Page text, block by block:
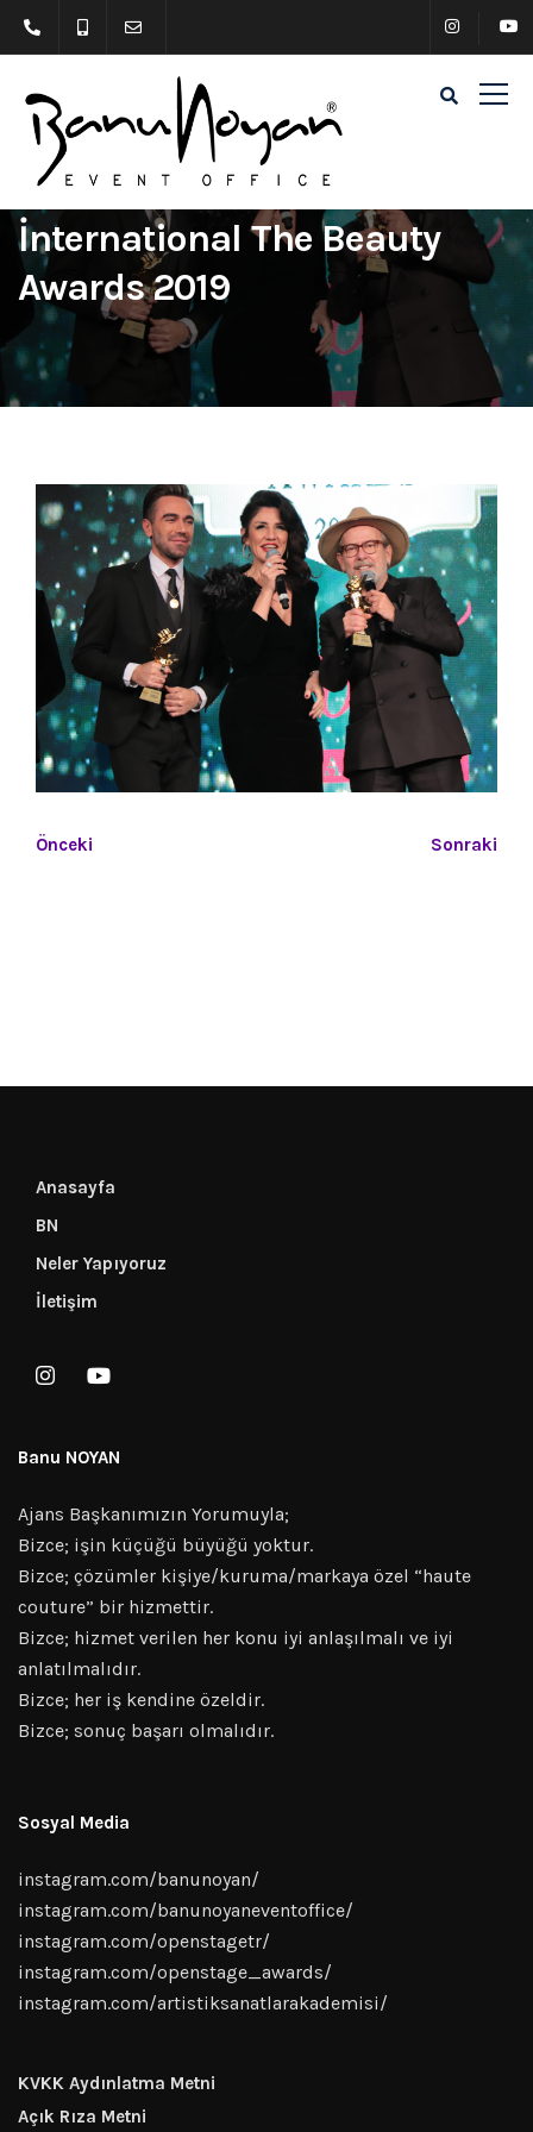
İnternational The Beauty
Awards 2019
Önceki Sonraki
Anasayfa
BN
Neler Yapıyoruz
İletişim
Banu NOYAN
Ajans Başkanımızın Yorumuyla;
Bizce; işin küçüğü büyüğü yoktur.
Bizce; çözümler kişiye/kuruma/markaya özel “haute
couture” bir hizmettir.
Bizce; hizmet verilen her konu iyi anlaşılmalı ve iyi
anlatılmalıdır.
Bizce; her iş kendine özeldir.
Bizce; sonuç başarı olmalıdır.
Sosyal Media
instagram.com/banunoyan/
instagram.com/banunoyaneventoffice/
instagram.com/openstagetr/
instagram.com/openstage_awards/
instagram.com/artistiksanatlarakademisi/
KVKK Aydınlatma Metni
Açık Rıza Metni